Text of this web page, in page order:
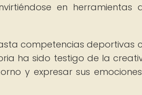
en herramientas
competencias deportivas
ha sido testigo de la
y expresar sus